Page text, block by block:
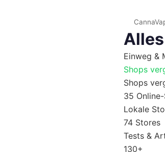
Einweg &
Shops
Shops
35
Lokale
74 Stores
Tests &
130+